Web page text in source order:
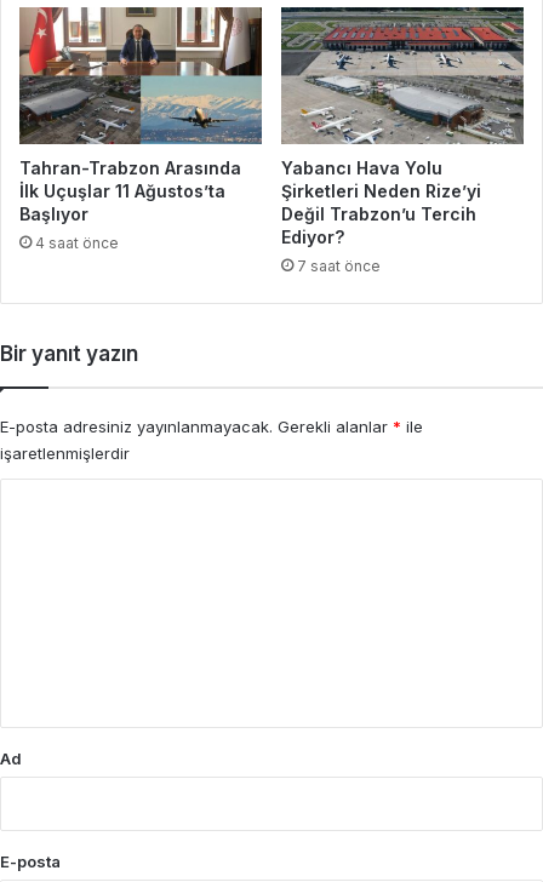
Tahran-Trabzon Arasında
İlk Uçuşlar 11 Ağustos’ta
Başlıyor
4 saat önce
Yabancı Hava Yolu
Şirketleri Neden Rize’yi
Değil Trabzon’u Tercih
Ediyor?
7 saat önce
Bir yanıt yazın
E-posta adresiniz yayınlanmayacak. Gerekli alanlar * ile
işaretlenmişlerdir
Ad
E-posta